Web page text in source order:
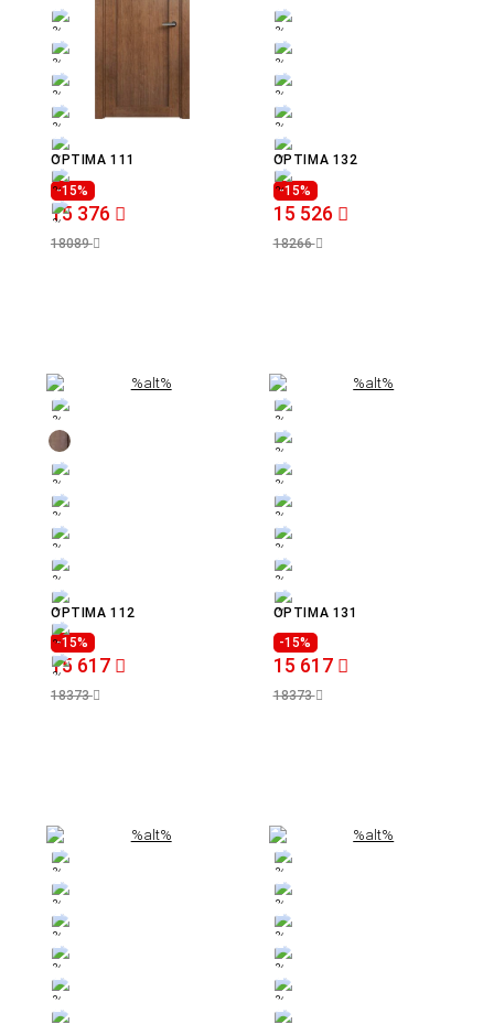
OPTIMA 111
-15%
15 376
18089
OPTIMA 132
-15%
15 526
18266
OPTIMA 112
-15%
15 617
18373
OPTIMA 131
-15%
15 617
18373